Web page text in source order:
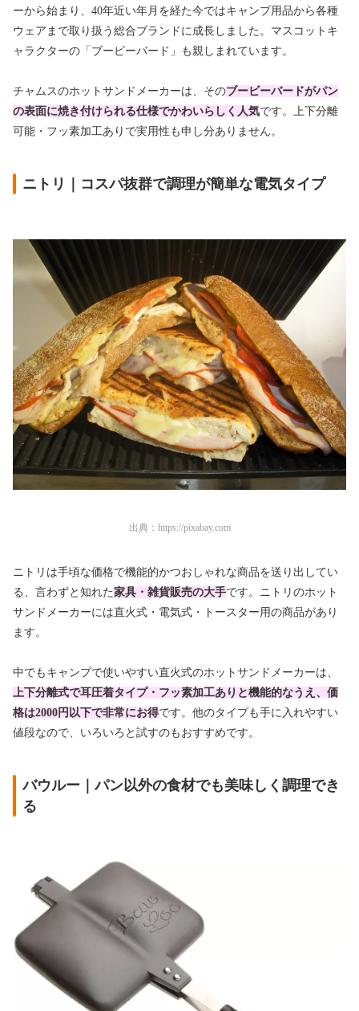
ーから始まり、40年近い年月を経た今ではキャンプ用品から各種
ウェアまで取り扱う総合ブランドに成長しました。マスコットキ
ャラクターの「ブービーバード」も親しまれています。
チャムスのホットサンドメーカーは、そのブービーバードがパン
の表面に焼き付けられる仕様でかわいらしく人気です。上下分離
可能・フッ素加工ありで実用性も申し分ありません。
ニトリ｜コスパ抜群で調理が簡単な電気タイプ
出典： https://pixabay.com
ニトリは手頃な価格で機能的かつおしゃれな商品を送り出してい
る、言わずと知れた家具・雑貨販売の大手です。ニトリのホット
サンドメーカーには直火式・電気式・トースター用の商品があり
ます。
中でもキャンプで使いやすい直火式のホットサンドメーカーは、
上下分離式で耳圧着タイプ・フッ素加工ありと機能的なうえ、価
格は2000円以下で非常にお得です。他のタイプも手に入れやすい
値段なので、いろいろと試すのもおすすめです。
バウルー｜パン以外の食材でも美味しく調理でき
る